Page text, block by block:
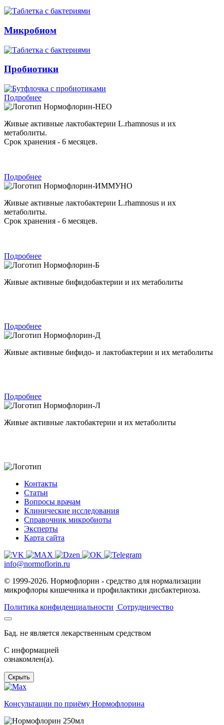
Микробиом
Пробиотики
Подробнее
Нормофлорин-НЕО
Живые активные лактобактерии L.rhamnosus и их
метаболиты.
Срок хранения - 6 месяцев.
Подробнее
Нормофлорин-ИММУНО
Живые активные лактобактерии L.rhamnosus и их
метаболиты.
Срок хранения - 6 месяцев.
Подробнее
Нормофлорин-Б
Живые активные бифидобактерии и их метаболиты
Подробнее
Нормофлорин-Д
Живые активные бифидо- и лактобактерии и их метаболиты
Подробнее
Нормофлорин-Л
Живые активные лактобактерии и их метаболиты
Контакты
Статьи
Вопросы врачам
Клинические исследования
Справочник микробиоты
Эксперты
Карта сайта
info@normoflorin.ru
© 1999-2026. Нормофлорин - средство для нормализации
микрофлоры кишечника и профилактики дисбактериоза.
Политика конфиденциальности Сотрудничество
Бад. не является лекарственным средством
C информацией
ознакомлен(а).
Скрыть
Консультации по приёму Нормофлорина